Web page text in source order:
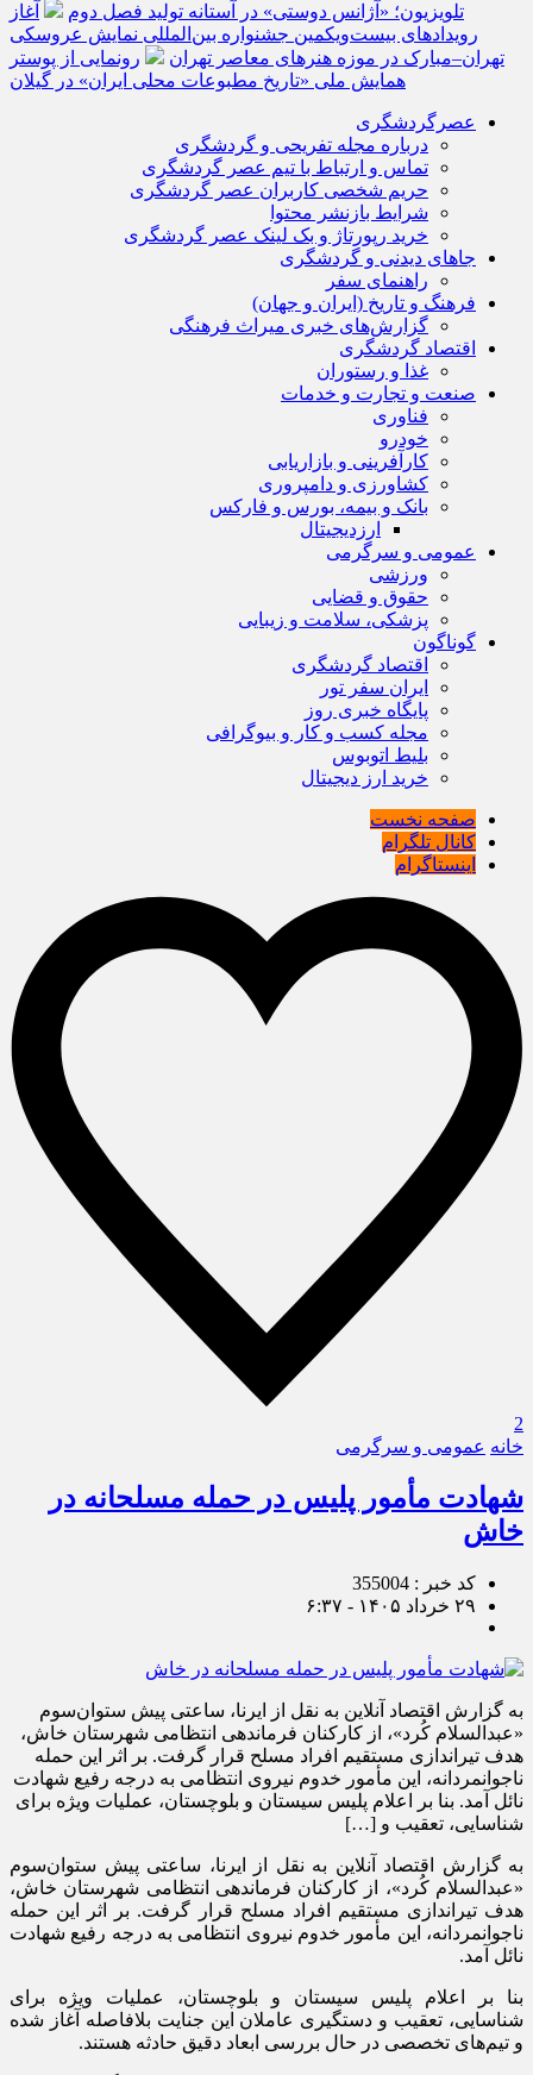
تلویزیون؛ «آژانس دوستی» در آستانه تولید فصل دوم
آغاز
رویدادهای بیست‌ویکمین جشنواره بین‌المللی نمایش عروسکی
تهران–مبارک در موزه هنرهای معاصر تهران
رونمایی از پوستر
همایش ملی «تاریخ مطبوعات محلی ایران» در گیلان
عصرگردشگری
درباره مجله تفریحی و گردشگری
تماس و ارتباط با تیم عصر گردشگری
حریم شخصی کاربران عصر گردشگری
شرایط بازنشر محتوا
خرید رپورتاژ و بک لینک عصر گردشگری
جاهای دیدنی و گردشگری
راهنمای سفر
فرهنگ و تاریخ (ایران و جهان)
گزارش‌های خبری میراث فرهنگی
اقتصاد گردشگری
غذا و رستوران
صنعت و تجارت و خدمات
فناوری
خودرو
کارآفرینی و بازاریابی
کشاورزی و دامپروری
بانک و بیمه، بورس و فارکس
ارزدیجیتال
عمومی و سرگرمی
ورزشی
حقوق و قضایی
پزشکی، سلامت و زیبایی
گوناگون
اقتصاد گردشگری
ایران سفر تور
پایگاه خبری روز
مجله کسب و کار و بیوگرافی
بلیط اتوبوس
خرید ارز دیجیتال
صفحه نخست
کانال تلگرام
اینستاگرام
2
خانه عمومی و سرگرمی
شهادت مأمور پلیس در حمله مسلحانه در
خاش
کد خبر : 355004
۲۹ خرداد ۱۴۰۵ - ۶:۳۷
به گزارش اقتصاد آنلاین به نقل از ایرنا، ساعتی پیش ستوان‌سوم
«عبدالسلام کُرد»، از کارکنان فرماندهی انتظامی شهرستان خاش،
هدف تیراندازی مستقیم افراد مسلح قرار گرفت. بر اثر این حمله
ناجوانمردانه، این مأمور خدوم نیروی انتظامی به درجه رفیع شهادت
نائل آمد. بنا بر اعلام پلیس سیستان و بلوچستان، عملیات ویژه برای
شناسایی، تعقیب و […]
به گزارش اقتصاد آنلاین به نقل از ایرنا، ساعتی پیش ستوان‌سوم
«عبدالسلام کُرد»، از کارکنان فرماندهی انتظامی شهرستان خاش،
هدف تیراندازی مستقیم افراد مسلح قرار گرفت. بر اثر این حمله
ناجوانمردانه، این مأمور خدوم نیروی انتظامی به درجه رفیع شهادت
نائل آمد.
بنا بر اعلام پلیس سیستان و بلوچستان، عملیات ویژه برای
شناسایی، تعقیب و دستگیری عاملان این جنایت بلافاصله آغاز شده
و تیم‌های تخصصی در حال بررسی ابعاد دقیق حادثه هستند.